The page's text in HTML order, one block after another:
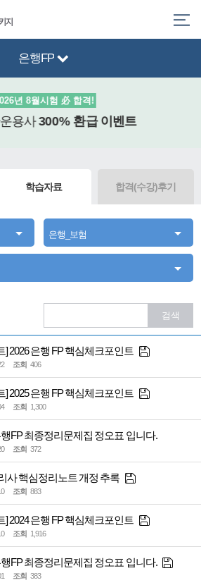
지
은행FP
년 8월시험 必 합격!
용사300% 환급이벤트
학습자료 합격(수강)후기
은행_보험
] 2026 은행 FP 핵심체크포인트
조회 406
] 2025 은행 FP 핵심체크포인트
조회 1,300
행FP 최종정리문제집 정오표 입니다.
조회 372
사 핵심정리노트 개정 추록
조회 883
] 2024 은행 FP 핵심체크포인트
조회 1,916
행FP 최종정리문제집 정오표 입니다.
조회 383